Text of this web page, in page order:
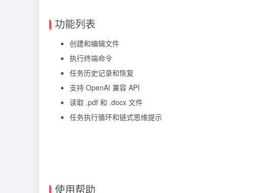
功能列表
创建和编辑文件
执行终端命令
任务历史记录和恢复
支持 OpenAI 兼容 API
读取 .pdf 和 .docx 文件
任务执行循环和链式思维提示
使用帮助